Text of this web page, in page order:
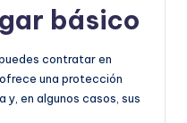
básico
contratar en
una protección
y, en algunos casos, sus